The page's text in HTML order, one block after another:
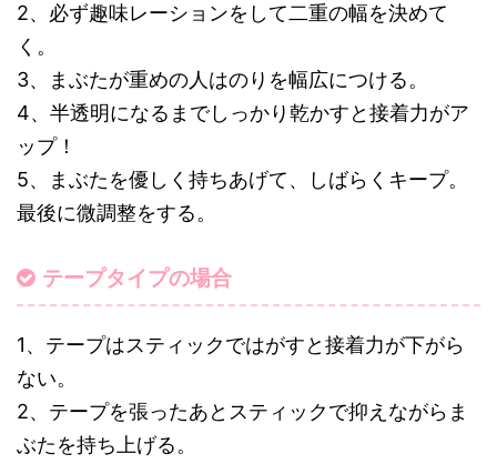
2、必ず趣味レーションをして二重の幅を決めて
く。
3、まぶたが重めの人はのりを幅広につける。
4、半透明になるまでしっかり乾かすと接着力がア
ップ！
5、まぶたを優しく持ちあげて、しばらくキープ。
最後に微調整をする。
テープタイプの場合
1、テープはスティックではがすと接着力が下がら
ない。
2、テープを張ったあとスティックで抑えながらま
ぶたを持ち上げる。